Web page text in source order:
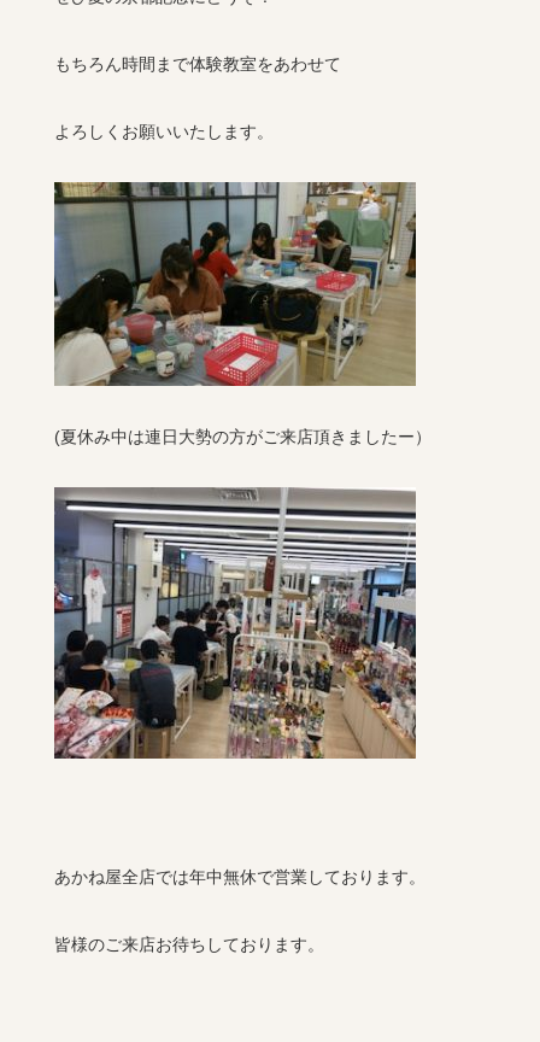
もちろん時間まで体験教室をあわせて
よろしくお願いいたします。
(夏休み中は連日大勢の方がご来店頂きましたー）
あかね屋全店では年中無休で営業しております。
皆様のご来店お待ちしております。